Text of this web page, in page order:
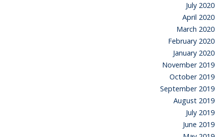
July 2020
April 2020
March 2020
February 2020
January 2020
November 2019
October 2019
September 2019
August 2019
July 2019
June 2019